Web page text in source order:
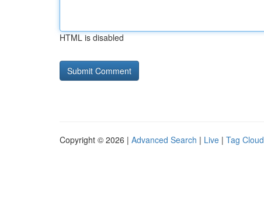
HTML is disabled
Copyright © 2026 | Advanced Search | Live | Tag Cloud